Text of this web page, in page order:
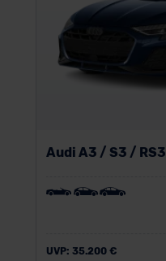
Audi A3 / S3 / RS3
UVP: 35.200 €